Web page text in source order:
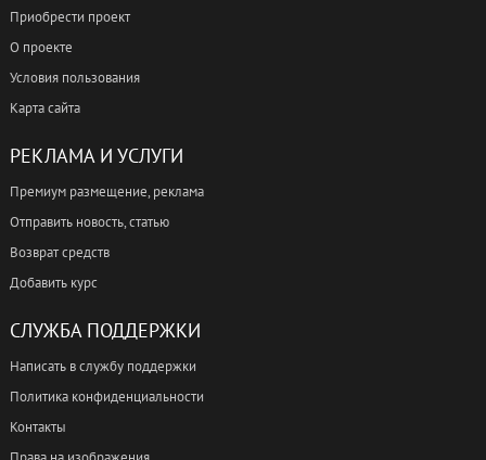
Приобрести проект
О проекте
Условия пользования
Карта сайта
РЕКЛАМА И УСЛУГИ
Премиум размещение, реклама
Отправить новость, статью
Возврат средств
Добавить курс
СЛУЖБА ПОДДЕРЖКИ
Написать в службу поддержки
Политика конфиденциальности
Контакты